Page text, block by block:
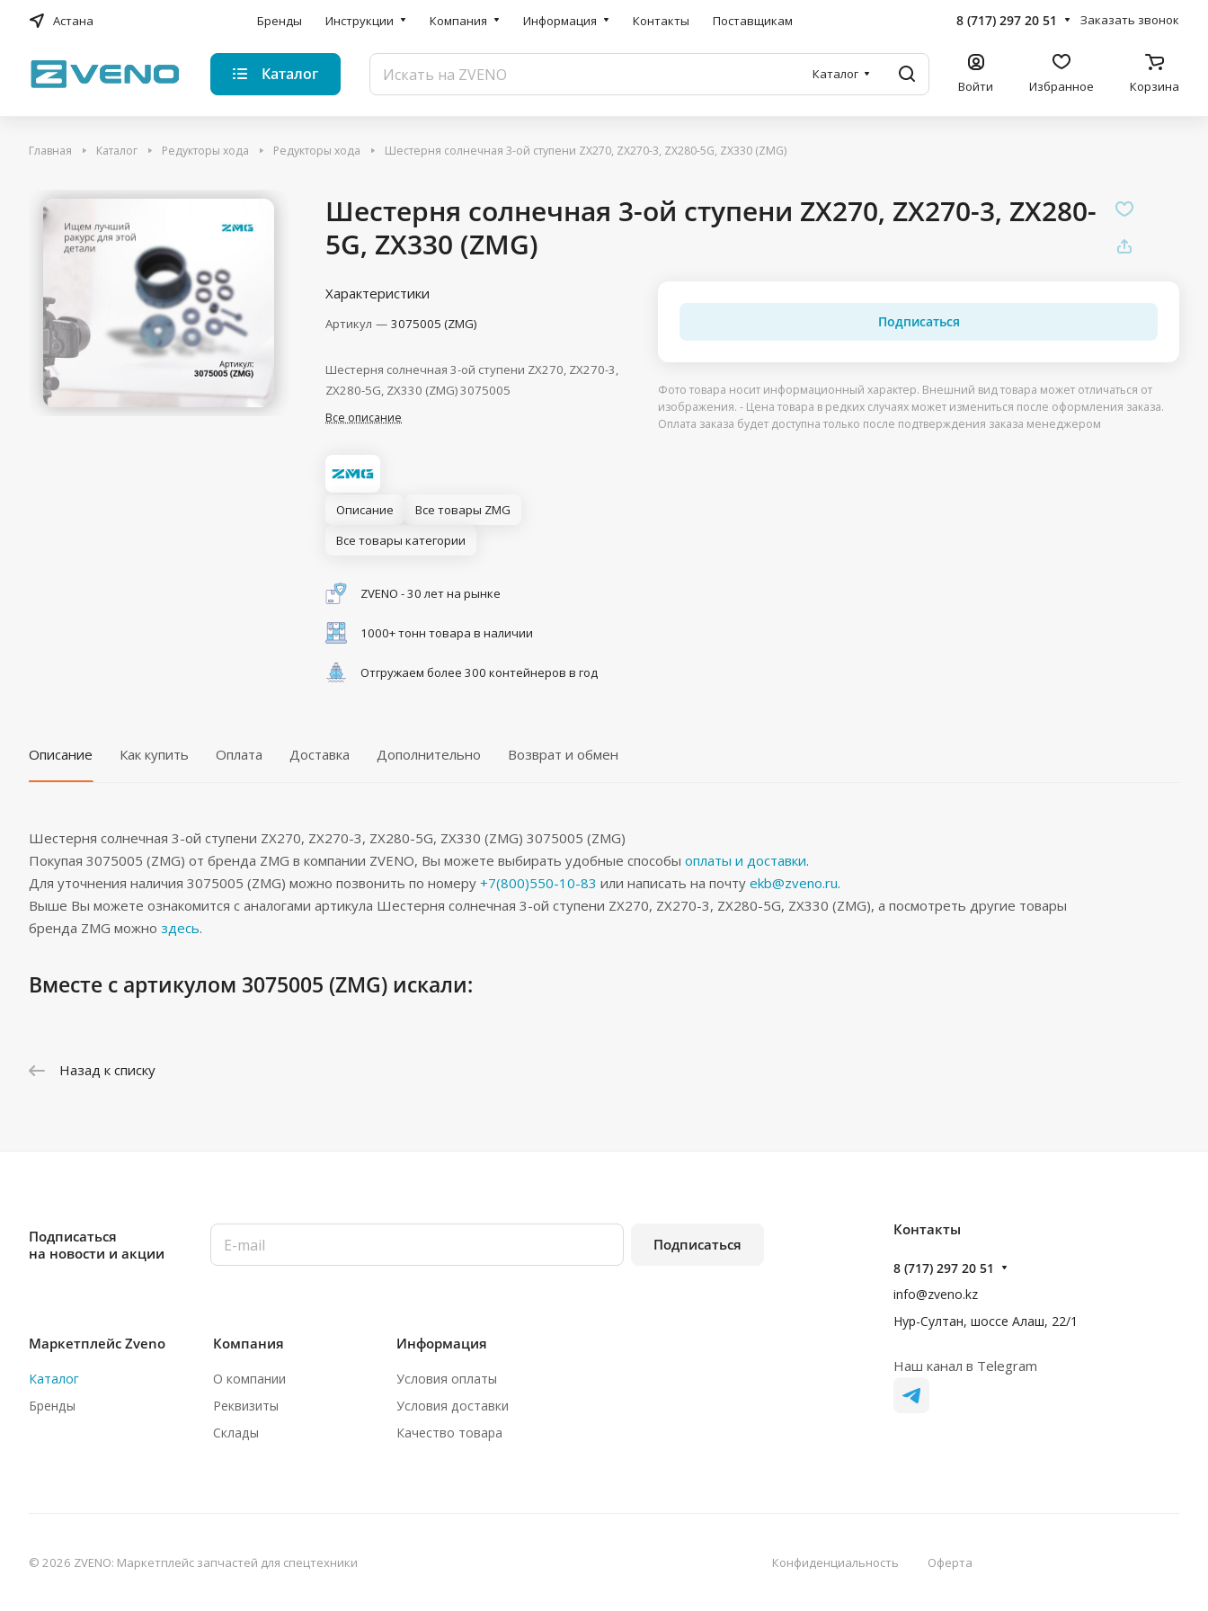
Астана Бренды Инструкции Компания Информация Контакты Поставщикам 8 (717) 297 20 51 Заказать звонок
Каталог Каталог
Войти Избранное Корзина
Главная Каталог Редукторы хода Редукторы хода Шестерня солнечная 3-ой ступени ZX270, ZX270-3, ZX280-5G, ZX330 (ZMG)
Шестерня солнечная 3-ой ступени ZX270, ZX270-3, ZX280-
5G, ZX330 (ZMG)
Характеристики
Артикул — 3075005 (ZMG)
Шестерня солнечная 3-ой ступени ZX270, ZX270-3,
ZX280-5G, ZX330 (ZMG) 3075005
Все описание
Описание
Все товары ZMG
Все товары категории
ZVENO - 30 лет на рынке
1000+ тонн товара в наличии
Отгружаем более 300 контейнеров в год
Подписаться
Фото товара носит информационный характер. Внешний вид товара может отличаться от
изображения. - Цена товара в редких случаях может измениться после оформления заказа.
Оплата заказа будет доступна только после подтверждения заказа менеджером
Описание Как купить Оплата Доставка Дополнительно Возврат и обмен
Шестерня солнечная 3-ой ступени ZX270, ZX270-3, ZX280-5G, ZX330 (ZMG) 3075005 (ZMG)
Покупая 3075005 (ZMG) от бренда ZMG в компании ZVENO, Вы можете выбирать удобные способы оплаты и доставки.
Для уточнения наличия 3075005 (ZMG) можно позвонить по номеру +7(800)550-10-83 или написать на почту ekb@zveno.ru.
Выше Вы можете ознакомится с аналогами артикула Шестерня солнечная 3-ой ступени ZX270, ZX270-3, ZX280-5G, ZX330 (ZMG), а посмотреть другие товары
бренда ZMG можно здесь.
Вместе с артикулом 3075005 (ZMG) искали:
Назад к списку
Подписаться
на новости и акции
Подписаться
Маркетплейс Zveno
Каталог
Бренды
Компания
О компании
Реквизиты
Склады
Информация
Условия оплаты
Условия доставки
Качество товара
Контакты
8 (717) 297 20 51
info@zveno.kz
Нур-Султан, шоссе Алаш, 22/1
Наш канал в Telegram
© 2026 ZVENO: Маркетплейс запчастей для спецтехники Конфиденциальность Оферта